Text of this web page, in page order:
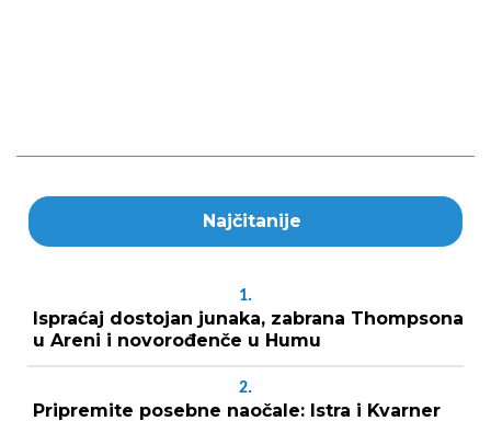
Najčitanije
1.
Ispraćaj dostojan junaka, zabrana Thompsona
u Areni i novorođenče u Humu
2.
Pripremite posebne naočale: Istra i Kvarner